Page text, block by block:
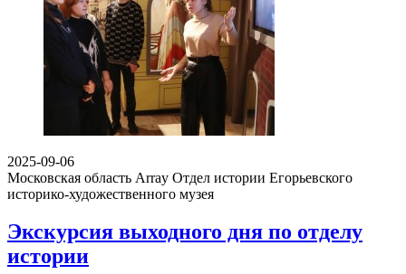
2025-09-06
Московская область Array Отдел истории Егорьевского
историко-художественного музея
Экскурсия выходного дня по отделу
истории